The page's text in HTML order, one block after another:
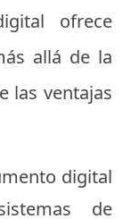
ofrece
allá de la
las ventajas
digital
de